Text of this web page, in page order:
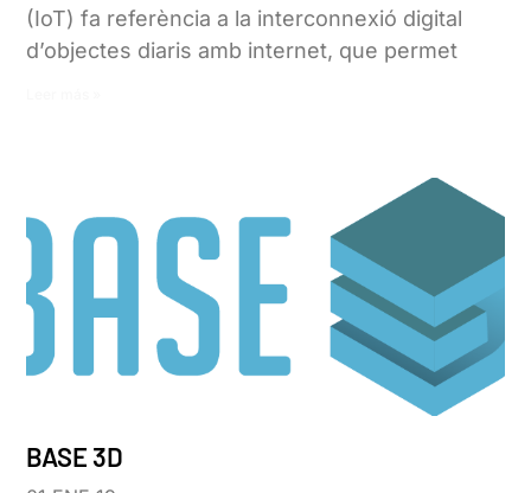
(IoT) fa referència a la interconnexió digital
d’objectes diaris amb internet, que permet
BASE 3D